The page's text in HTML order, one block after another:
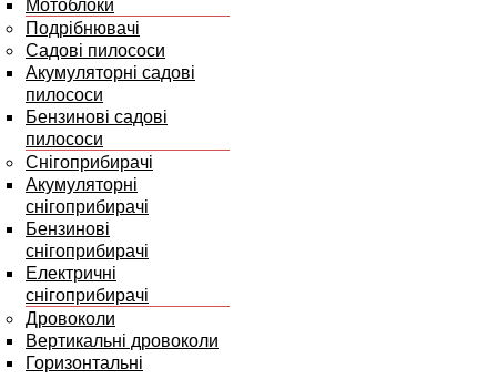
Мотоблоки
Подрібнювачі
Садові пилососи
Акумуляторні садові
пилососи
Бензинові садові
пилососи
Снігоприбирачі
Акумуляторні
снігоприбирачі
Бензинові
снігоприбирачі
Електричні
снігоприбирачі
Дровоколи
Вертикальні дровоколи
Горизонтальні